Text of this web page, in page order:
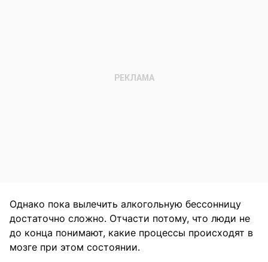
Однако пока вылечить алкогольную бессонницу
достаточно сложно. Отчасти потому, что люди не
до конца понимают, какие процессы происходят в
мозге при этом состоянии.